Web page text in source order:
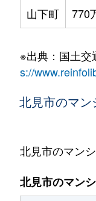
山下町
770
※出典：国土交
s://
北見市のマン
北見市のマン
北見市のマン